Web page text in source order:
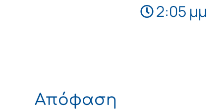
2:05 μμ
Απόφαση